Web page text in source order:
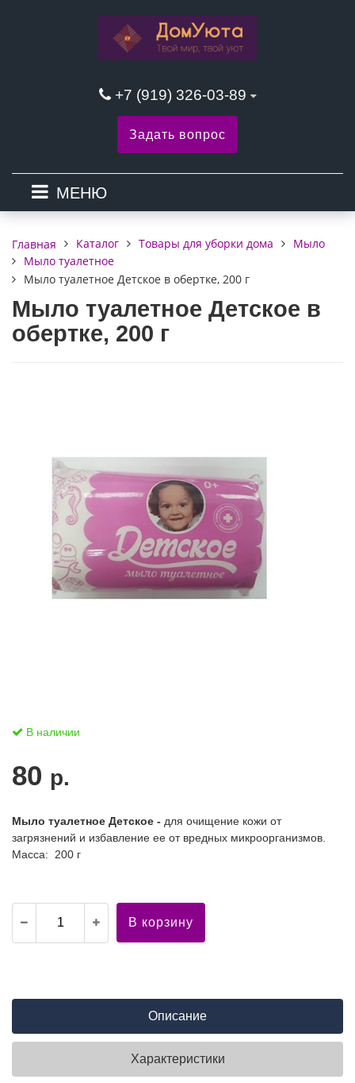
+7 (919) 326-03-89
Задать вопрос
МЕНЮ
Главная Каталог Товары для уборки дома
Мыло
Мыло туалетное
Мыло туалетное Детское в обертке, 200 г
Мыло туалетное Детское в
обертке, 200 г
В наличии
80 р.
Мыло туалетное Детское - для очищение кожи от
загрязнений и избавление ее от вредных микроорганизмов.
Масса: 200 г
В корзину
Описание
Характеристики